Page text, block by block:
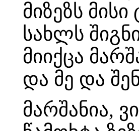
მიზეზს
სახლს
მიიქცა
და მე და
მარშანია,